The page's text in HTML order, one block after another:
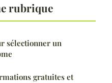
rubrique
sélectionner un
gratuites et